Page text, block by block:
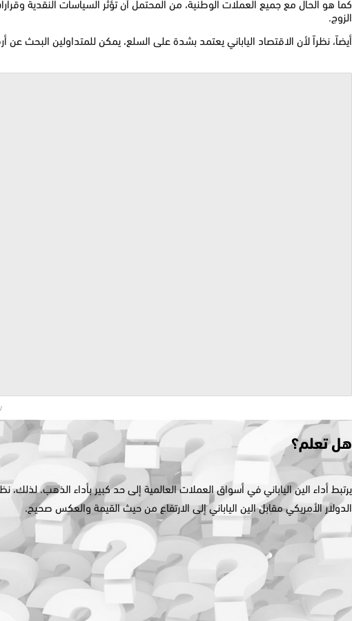
كما هو الحال مع جميع العملات الوطنية، من المحتمل أن تؤثر السياسات النقدية
الزوج.
أيضاً، نظراً لأن الاقتصاد الياباني يعتمد بشدة على السلع، يمكن للمتداولين البحث عن
هل تعلم؟
يرتبط أداء الين الياباني في أسواق العملات العالمية إلى حد كبير بأداء الذهب.لذلك،
الدولار الأمريكيمقابلالين الياباني إلى الارتفاع من حيث القيمة والعكس صحيح.